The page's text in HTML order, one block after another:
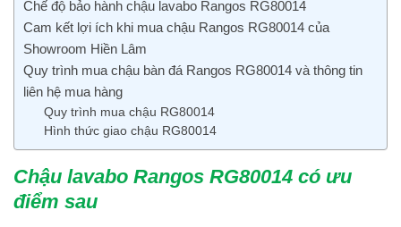
Chế độ bảo hành chậu lavabo Rangos RG80014
Cam kết lợi ích khi mua chậu Rangos RG80014 của
Showroom Hiền Lâm
Quy trình mua chậu bàn đá Rangos RG80014 và thông tin
liên hệ mua hàng
Quy trình mua chậu RG80014
Hình thức giao chậu RG80014
Chậu lavabo Rangos RG80014 có ưu
điểm sau